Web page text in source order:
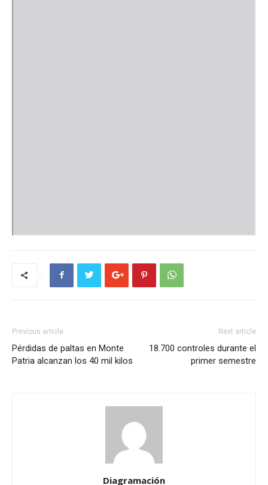
Previous article
Pérdidas de paltas en Monte
Patria alcanzan los 40 mil kilos
Next article
18.700 controles durante el
primer semestre
Diagramación